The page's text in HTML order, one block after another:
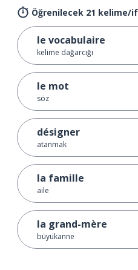
Öğrenilecek 21 kelime/
le vocabulaire
kelime dağarcığı
le mot
söz
désigner
atanmak
la famille
aile
la grand-mère
büyükanne